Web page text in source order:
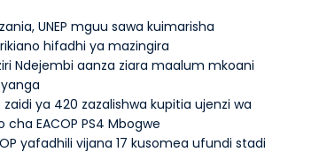
UNEP mguu sawa kuimarisha
hifadhi ya mazingira
Ndejembi aanza ziara maalum mkoani
zaidi ya 420 zazalishwa kupitia ujenzi wa
cha EACOP PS4 Mbogwe
yafadhili vijana 17 kusomea ufundi stadi